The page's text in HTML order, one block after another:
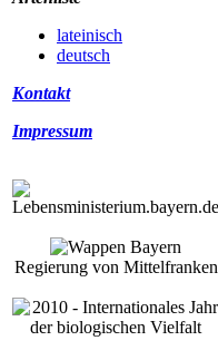
lateinisch
deutsch
Kontakt
Impressum
Regierung von Mittelfranken